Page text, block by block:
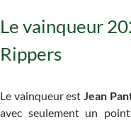
Le vainqueur
Rippers
Le vainqueur est Jean
avec seulement un